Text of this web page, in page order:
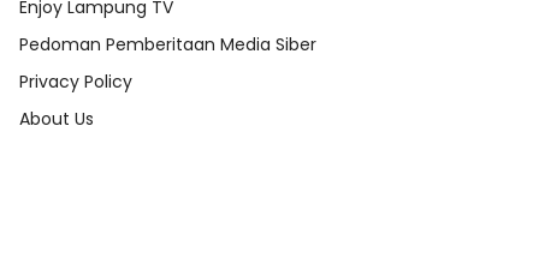
Enjoy Lampung TV
Pedoman Pemberitaan Media Siber
Privacy Policy
About Us